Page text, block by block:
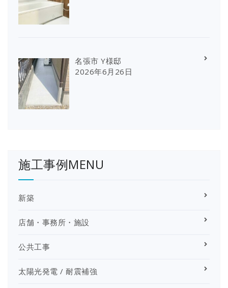
名張市 Y様邸
2026年6月26日
施工事例MENU
新築
店舗・事務所・施設
公共工事
太陽光発電 / 耐震補強